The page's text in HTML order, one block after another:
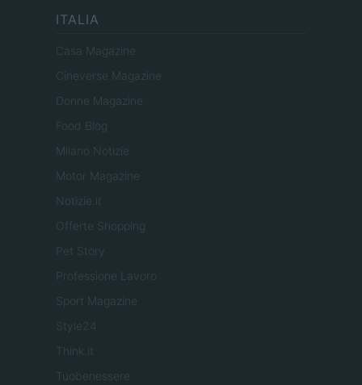
ITALIA
Casa Magazine
Cineverse Magazine
Donne Magazine
Food Blog
Milano Notizie
Motor Magazine
Notizie.it
Offerte Shopping
Pet Story
Professione Lavoro
Sport Magazine
Style24
Think.it
Tuobenessere